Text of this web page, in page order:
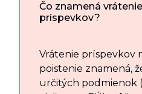
Čo znamená
príspevkov?
Vrátenie príspevkov
poistenie znamená,
určitých podmienok